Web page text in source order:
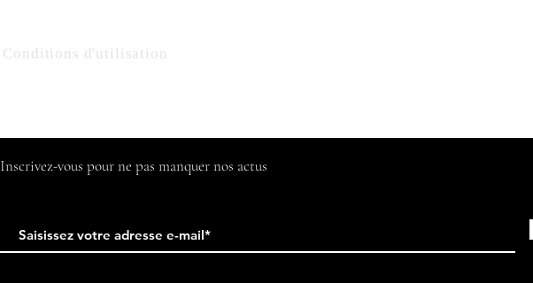
Conditions d'utilisation
​Inscrivez-vous pour ne pas manquer nos actus